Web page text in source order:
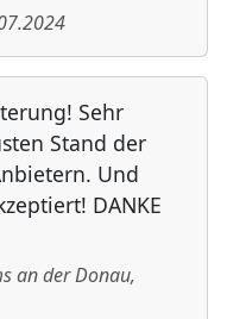
Sehr
Stand der
Und
DANKE
an der Donau,